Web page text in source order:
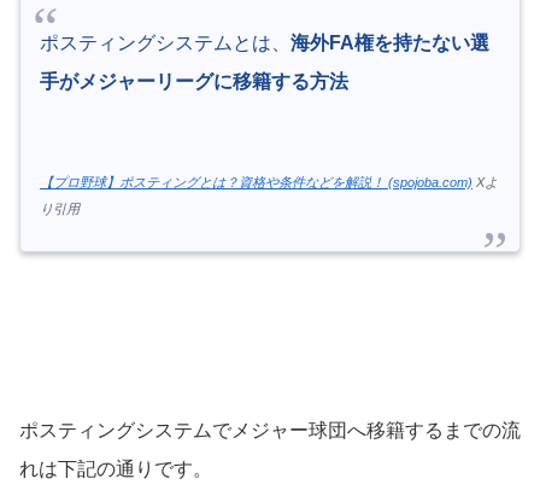
ポスティングシステムとは、 海外FA権を持たない選
手がメジャーリーグに移籍する方法
【プロ野球】ポスティングとは？資格や条件などを解説！ (spojoba.com) Xよ
り引用
ポスティングシステムでメジャー球団へ移籍するまでの流
れは下記の通りです。